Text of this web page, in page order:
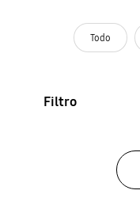
Todo
Filtro